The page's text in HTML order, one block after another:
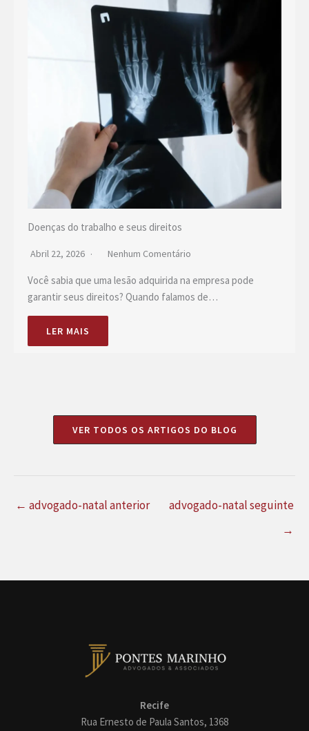
Doenças do trabalho e seus direitos
Abril 22, 2026 Nenhum Comentário
Você sabia que uma lesão adquirida na empresa pode
garantir seus direitos? Quando falamos de…
LER MAIS
VER TODOS OS ARTIGOS DO BLOG
← advogado-natal anterior
advogado-natal seguinte
→
Recife
Rua Ernesto de Paula Santos, 1368